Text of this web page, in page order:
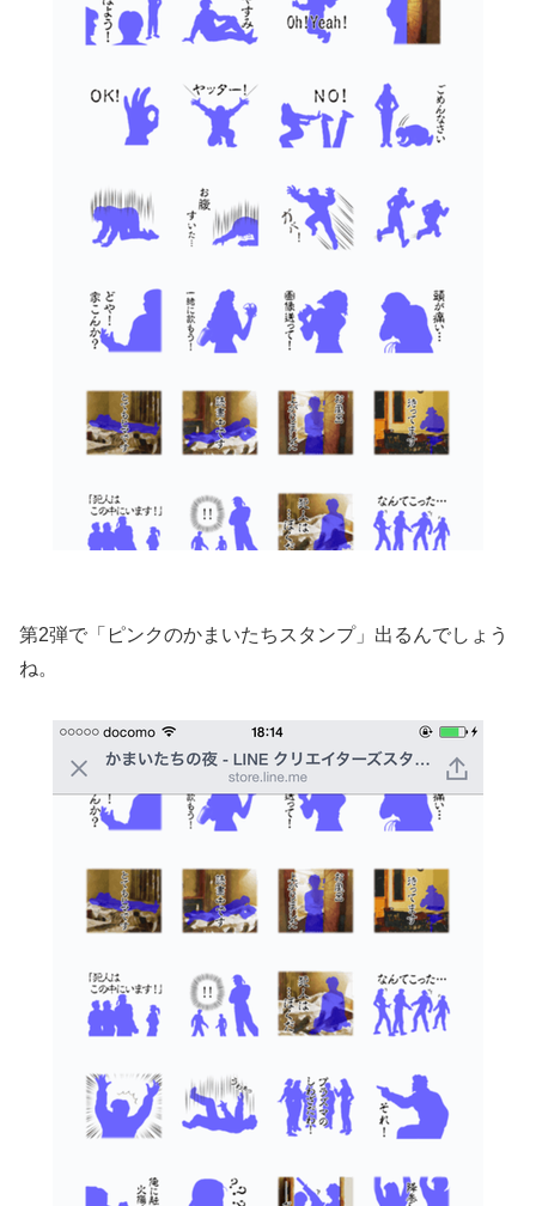
第2弾で「ピンクのかまいたちスタンプ」出るんでしょう
ね。